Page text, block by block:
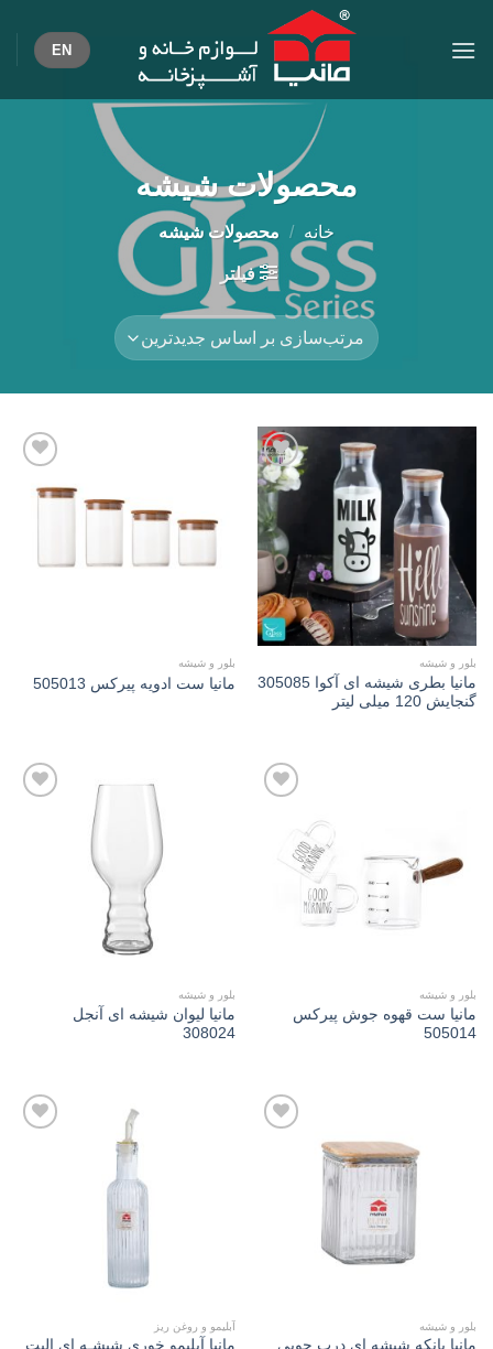
EN
محصولات شیشه
خانه / محصولات شیشه
فیلتر
Add to
wishlist
بلور و شیشه
مانیا بطری شیشه ای آکوا 305085
گنجایش 120 میلی لیتر
بلور و شیشه
مانیا ست ادويه پیرکس 505013
بلور و شیشه
مانیا ست قهوه جوش پیرکس
505014
بلور و شیشه
مانیا لیوان شیشه ای آنجل
308024
بلور و شیشه
مانیا بانکه شیشه ای درب چوبی
آبلیمو و روغن ریز
مانیا آبلیمو خوری شیشـه ای الیت